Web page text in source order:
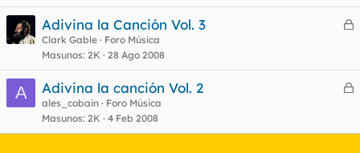
C
r
a
Adivina la Canción Vol. 3
Clark Gable
Foro Música
Masunos 2K 28 Ago 2008
A
C
r
Adivina la canción Vol. 2
ales_cobain
Foro Música
Masunos 2K 4 Feb 2008